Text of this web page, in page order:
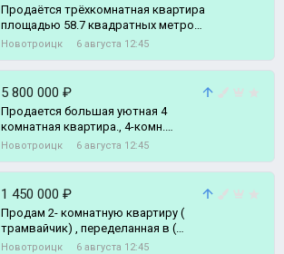
Продаётся трёхкомнатная квартира
площадью 58.7 квадратных метров
на улице Добровольского, город
Новотроицк 6 августа 12:45
5 800 000 ₽
Продается большая уютная 4
комнатная квартира., 4-комн.
квартира
Новотроицк 6 августа 12:45
1 450 000 ₽
Продам 2- комнатную квартиру (
трамвайчик) , переделанная в (
распашонку)., 2-комн. квартира
Новотроицк 6 августа 12:45